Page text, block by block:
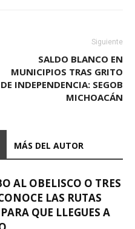
Siguiente
SALDO BLANCO EN
MUNICIPIOS TRAS GRITO
DE INDEPENDENCIA: SEGOB
MICHOACÁN
MÁS DEL AUTOR
AL OBELISCO O TRES
LAS RUTAS
QUE LLEGUES A